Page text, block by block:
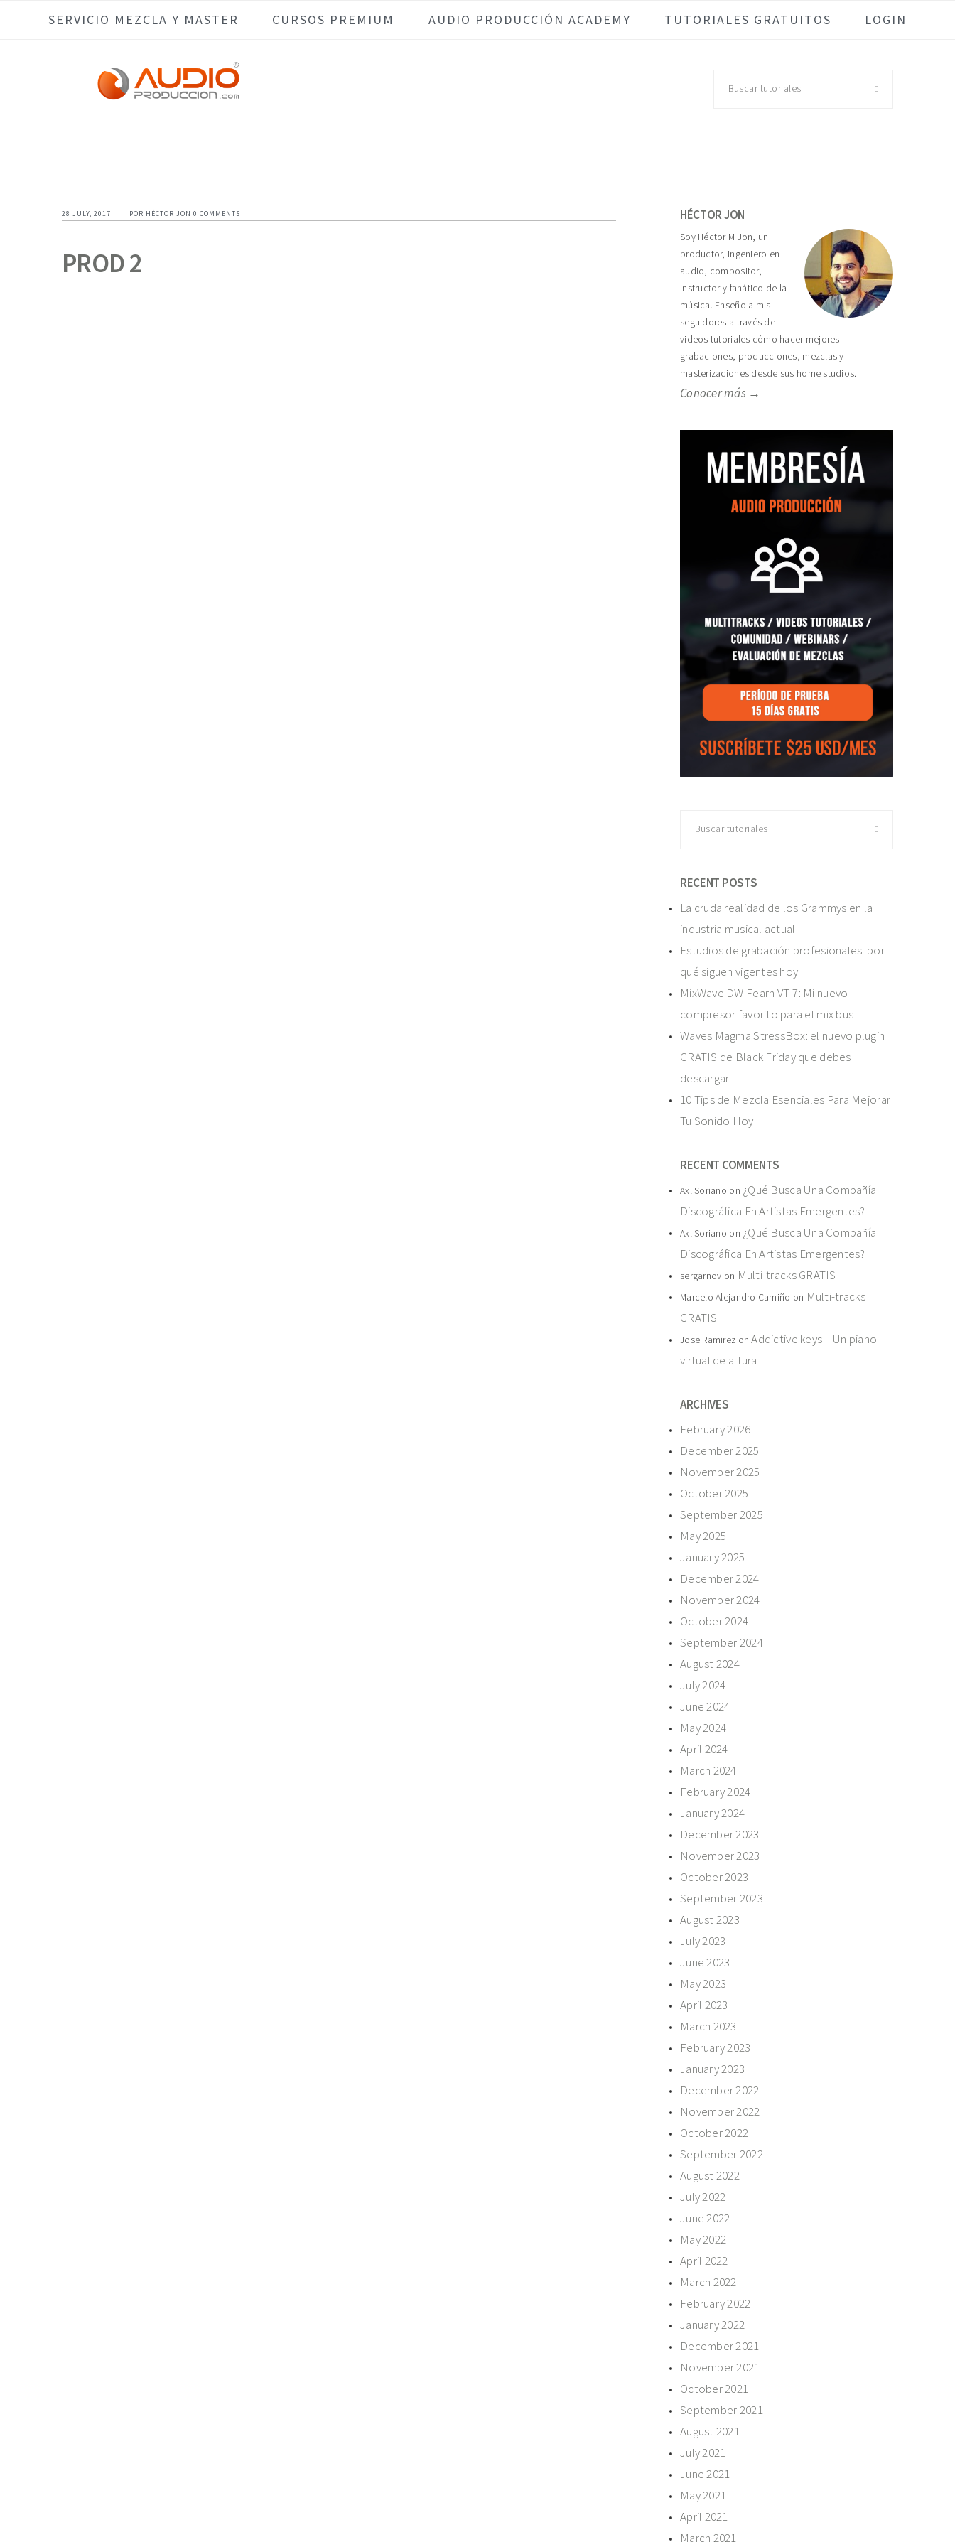
SERVICIO MEZCLA Y MASTER CURSOS PREMIUM AUDIO PRODUCCIÓN ACADEMY TUTORIALES GRATUITOS LOGIN
28 JULY, 2017 POR HÉCTOR JON 0 COMMENTS
PROD 2
Sidebar
HÉCTOR JON
Soy Héctor M Jon, un
productor, ingeniero en
audio, compositor,
instructor y fanático de la
música. Enseño a mis
seguidores a través de
videos tutoriales cómo hacer mejores
grabaciones, producciones, mezclas y
masterizaciones desde sus home studios.
Conocer más →
tutoriales
RECENT POSTS
La cruda realidad de los Grammys en la
industria musical actual
Estudios de grabación profesionales: por
qué siguen vigentes hoy
MixWave DW Fearn VT-7: Mi nuevo
compresor favorito para el mix bus
Waves Magma StressBox: el nuevo plugin
GRATIS de Black Friday que debes
descargar
10 Tips de Mezcla Esenciales Para Mejorar
Tu Sonido Hoy
RECENT COMMENTS
Axl Soriano on ¿Qué Busca Una Compañía
Discográfica En Artistas Emergentes?
Axl Soriano on ¿Qué Busca Una Compañía
Discográfica En Artistas Emergentes?
sergarnov on Multi-tracks GRATIS
Marcelo Alejandro Camiño on Multi-tracks
GRATIS
Jose Ramirez onAddictive keys – Un piano
virtual de altura
ARCHIVES
February 2026
December 2025
November 2025
October 2025
September 2025
May 2025
January 2025
December 2024
November 2024
October 2024
September 2024
August 2024
July 2024
June 2024
May 2024
April 2024
March 2024
February 2024
January 2024
December 2023
November 2023
October 2023
September 2023
August 2023
July 2023
June 2023
May 2023
April 2023
March 2023
February 2023
January 2023
December 2022
November 2022
October 2022
September 2022
August 2022
July 2022
June 2022
May 2022
April 2022
March 2022
February 2022
January 2022
December 2021
November 2021
October 2021
September 2021
August 2021
July 2021
June 2021
May 2021
April 2021
March 2021